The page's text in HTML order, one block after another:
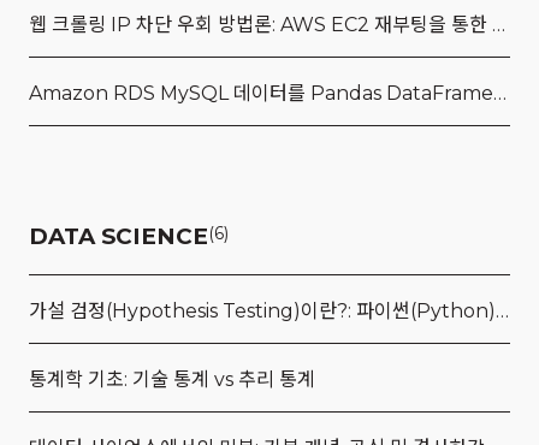
웹 크롤링 IP 차단 우회 방법론: AWS EC2 재부팅을 통한 IP 변경 및 연속 수집 자동화 전략
Amazon RDS MySQL 데이터를 Pandas DataFrame으로 가져오는 방법
DATA SCIENCE(6)
가설 검정(Hypothesis Testing)이란?: 파이썬(Python) 예제를 통한 쉬운 이해
통계학 기초: 기술 통계 vs 추리 통계